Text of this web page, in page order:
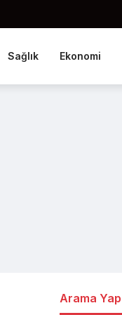
Sağlık Ekonomi
Arama Yap